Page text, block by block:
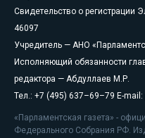
Свидетельство о регистрации
46097
Учредитель — АНО
Исполняющий обязанности
редактора — Абдуллаев М.Р.
Тел.: +7 (495) 637–69–79 E-mail:
«Парламентская газета» -
Федерального Собрания РФ.